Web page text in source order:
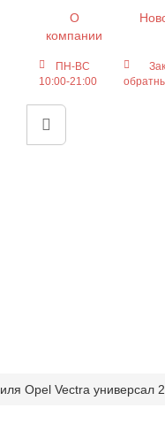
О
компании
ПН-ВС
10:00-21:00
Opel Vectra универсал